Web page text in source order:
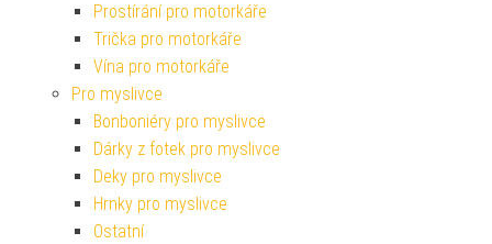
Prostírání pro motorkáře
Trička pro motorkáře
Vína pro motorkáře
Pro myslivce
Bonboniéry pro myslivce
Dárky z fotek pro myslivce
Deky pro myslivce
Hrnky pro myslivce
Ostatní